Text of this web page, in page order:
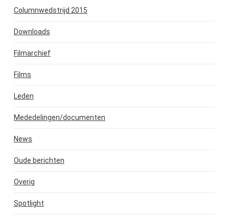
Columnwedstrijd 2015
Downloads
Filmarchief
Films
Leden
Mededelingen/documenten
News
Oude berichten
Overig
Spotlight